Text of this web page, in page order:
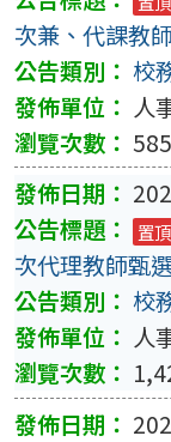
次兼、代課教
校
人
585
置頂
次代理教師甄
校
人